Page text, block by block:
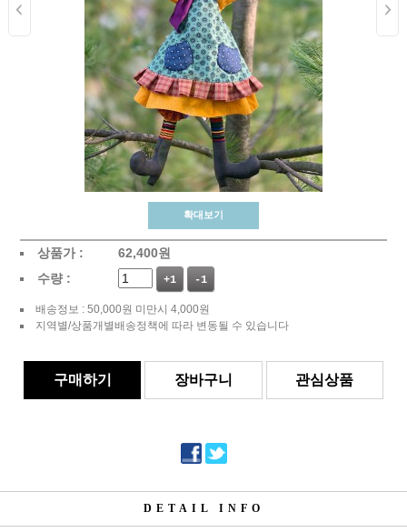
확대보기
상품가 : 62,400원
수량 :
+1 -1
배송정보 : 50,000원 미만시 4,000원
지역별/상품개별배송정책에 따라 변동될 수 있습니다
구매하기 장바구니 관심상품
DETAIL INFO